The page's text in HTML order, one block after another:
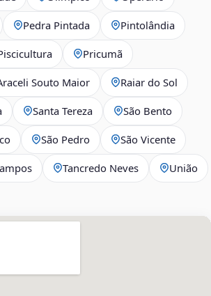
Pedra Pintada Pintolândia
Pricumã
Souto Maior Raiar do Sol
Santa Tereza São Bento
São Pedro São Vicente
Tancredo Neves União